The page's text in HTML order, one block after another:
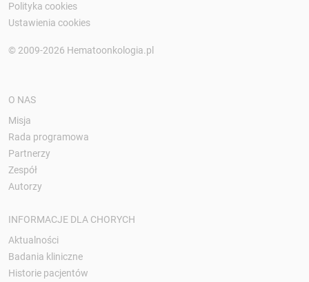
Polityka cookies
Ustawienia cookies
© 2009-2026 Hematoonkologia.pl
O NAS
Misja
Rada programowa
Partnerzy
Zespół
Autorzy
INFORMACJE DLA CHORYCH
Aktualności
Badania kliniczne
Historie pacjentów